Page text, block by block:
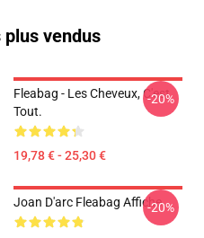
vendus
Fleabag - Les Cheveux, C'est
Tout.
19,78 € - 25,30 €
-20%
Joan D'arc Fleabag Affiche-20%